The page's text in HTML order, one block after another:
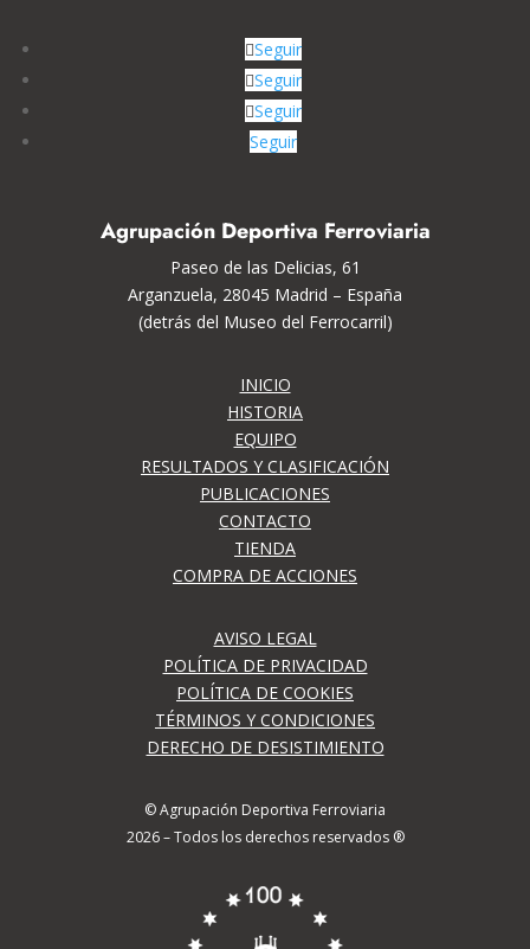
Seguir
Seguir
Seguir
Seguir
Agrupación Deportiva Ferroviaria
Paseo de las Delicias, 61
Arganzuela, 28045 Madrid – España
(detrás del Museo del Ferrocarril)
INICIO
HISTORIA
EQUIPO
RESULTADOS Y CLASIFICACIÓN
PUBLICACIONES
CONTACTO
TIENDA
COMPRA DE ACCIONES
AVISO LEGAL
POLÍTICA DE PRIVACIDAD
POLÍTICA DE COOKIES
TÉRMINOS Y CONDICIONES
DERECHO DE DESISTIMIENTO
© Agrupación Deportiva Ferroviaria
2026 – Todos los derechos reservados ®